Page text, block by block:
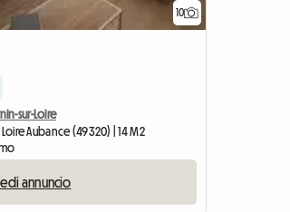
10
sur-Loire
Aubance (49320) | 14 M2
annuncio